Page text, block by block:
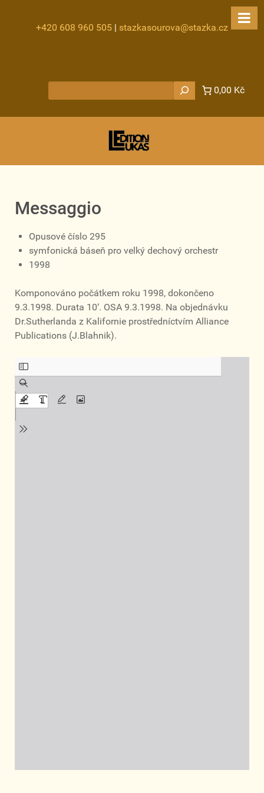
+420 608 960 505 | stazkasourova@stazka.cz
0,00 Kč
Messaggio
Opusové číslo 295
symfonická báseň pro velký dechový orchestr
1998
Komponováno počátkem roku 1998, dokončeno
9.3.1998. Durata 10‘. OSA 9.3.1998. Na objednávku
Dr.Sutherlanda z Kalifornie prostředníctvím Alliance
Publications (J.Blahnik).